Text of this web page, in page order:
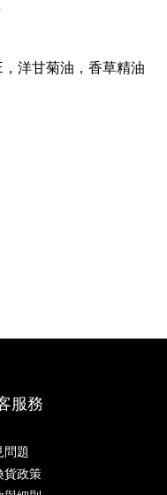
洋甘菊油，香草精油
服務
問題
貨政策